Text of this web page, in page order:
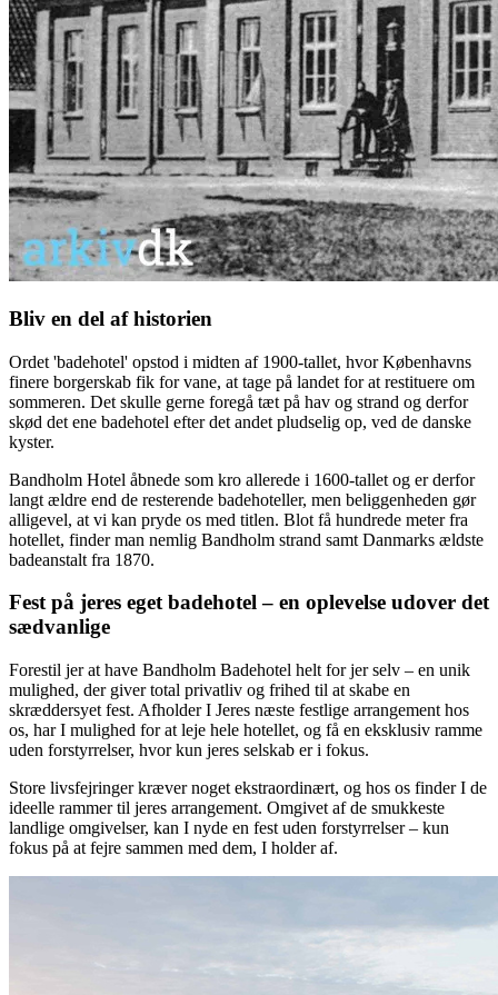
Bliv en del af historien
Ordet 'badehotel' opstod i midten af 1900-tallet, hvor Københavns
finere borgerskab fik for vane, at tage på landet for at restituere om
sommeren. Det skulle gerne foregå tæt på hav og strand og derfor
skød det ene badehotel efter det andet pludselig op, ved de danske
kyster.
Bandholm Hotel åbnede som kro allerede i 1600-tallet og er derfor
langt ældre end de resterende badehoteller, men beliggenheden gør
alligevel, at vi kan pryde os med titlen. Blot få hundrede meter fra
hotellet, finder man nemlig Bandholm strand samt Danmarks ældste
badeanstalt fra 1870.
Fest på jeres eget badehotel – en oplevelse udover det
sædvanlige
Forestil jer at have Bandholm Badehotel helt for jer selv – en unik
mulighed, der giver total privatliv og frihed til at skabe en
skræddersyet fest. Afholder I Jeres næste festlige arrangement hos
os, har I mulighed for at leje hele hotellet, og få en eksklusiv ramme
uden forstyrrelser, hvor kun jeres selskab er i fokus.
Store livsfejringer kræver noget ekstraordinært, og hos os finder I de
ideelle rammer til jeres arrangement. Omgivet af de smukkeste
landlige omgivelser, kan I nyde en fest uden forstyrrelser – kun
fokus på at fejre sammen med dem, I holder af.